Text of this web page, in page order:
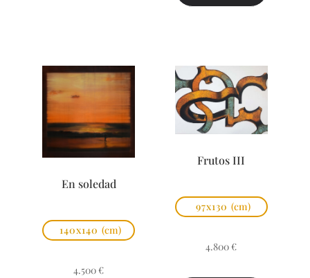
En soledad
140x140 (cm)
4.500 €
Frutos III
97x130 (cm)
4.800 €